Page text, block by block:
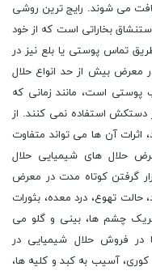
می ‌شوند. رایج ‌ترین روشی
بخاراتی است که از خود
تماس پوستی یا بلع نیز در
معرض بیش از حد انواع حلال
پوستی است، مانند زمانی که
دستکش استفاده نمی کنند. از
اثرات آن ها می تواند متفاوت
حلال های شیمیایی حلال
گرفتن کوتاه مدت در معرض
تهوع، درد معده، بثورات
چشم ها، بینی و گلو می
در فروش حلال شیمیایی در
آسیب به کبد و کلیه ها،